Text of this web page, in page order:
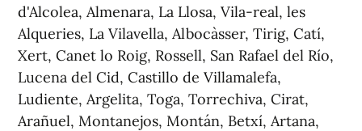
d'Alcolea, Almenara, La Llosa, Vila-real, les
Alqueries, La Vilavella, Albocàsser, Tirig, Catí,
Xert, Canet lo Roig, Rossell, San Rafael del Río,
Lucena del Cid, Castillo de Villamalefa,
Ludiente, Argelita, Toga, Torrechiva, Cirat,
Arañuel, Montanejos, Montán, Betxí, Artana,